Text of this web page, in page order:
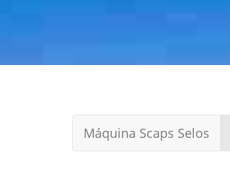
Máquina Scaps Selos